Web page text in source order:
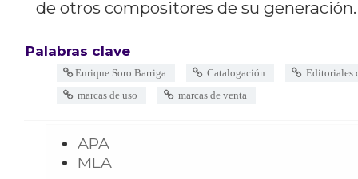
de otros compositores de su generación.
Palabras clave
Enrique Soro Barriga Catalogación
Editoriales
marcas de uso
marcas de venta
APA
MLA